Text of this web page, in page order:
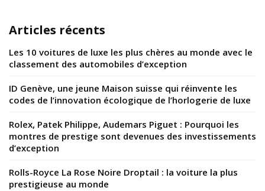
Articles récents
Les 10 voitures de luxe les plus chères au monde avec le
classement des automobiles d’exception
ID Genève, une jeune Maison suisse qui réinvente les
codes de l’innovation écologique de l’horlogerie de luxe
Rolex, Patek Philippe, Audemars Piguet : Pourquoi les
montres de prestige sont devenues des investissements
d’exception
Rolls-Royce La Rose Noire Droptail : la voiture la plus
prestigieuse au monde